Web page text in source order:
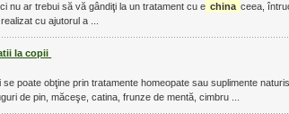
nu ar trebui să vă gândiţi la un tratament cu e china ceea,
Studiul realizat cu ajutorul a ...
la copii
se poate obţine prin tratamente homeopate sau suplimente
de pin, măceşe, catina, frunze de mentă, cimbru ...